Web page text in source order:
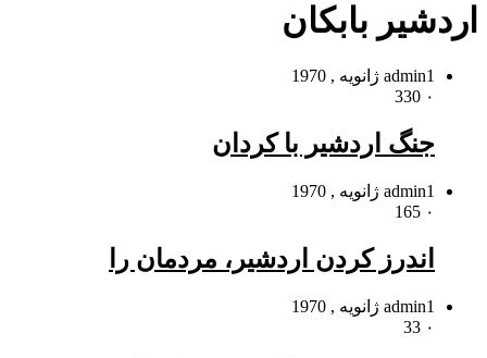
اردشیر بابکان
admin1 ژانویه , 1970
۰
جنگ اردشیر با کردان
admin1 ژانویه , 1970
۰
اندرز کردن اردشیر، مردمان را
admin1 ژانویه , 1970
۰